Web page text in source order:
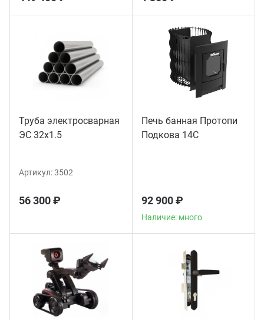
Труба электросварная
ЭС 32x1.5
Артикул:3502
56 300 ₽
Печь банная Протопи
Подкова 14С
92 900 ₽
Наличие: много